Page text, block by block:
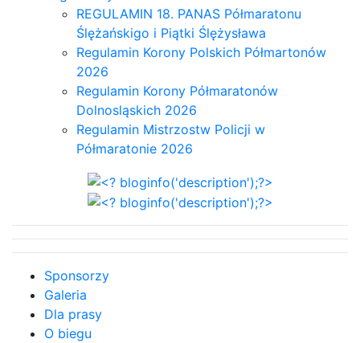
REGULAMIN 18. PANAS Półmaratonu
Ślężańskigo i Piątki Ślężysława
Regulamin Korony Polskich Półmartonów
2026
Regulamin Korony Półmaratonów
Dolnosląskich 2026
Regulamin Mistrzostw Policji w
Półmaratonie 2026
Sponsorzy
Galeria
Dla prasy
O biegu